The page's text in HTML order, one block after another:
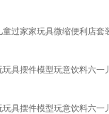
过家家玩具微缩便利店
具摆件模型玩意饮料六
具摆件模型玩意饮料六